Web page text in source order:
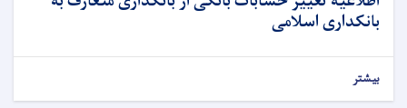
بانکداری اسلامی
بیشتر